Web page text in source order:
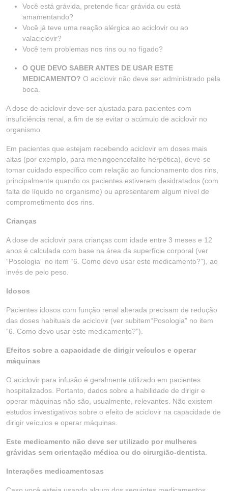
Você está grávida, pretende ficar grávida ou está
amamentando?
Você já teve uma reação alérgica ao aciclovir ou ao
valaciclovir?
Você tem problemas nos rins ou no fígado?
O QUE DEVO SABER ANTES DE USAR ESTE
MEDICAMENTO? O aciclovir não deve ser administrado pela
boca.
A dose de aciclovir deve ser ajustada para pacientes com
insuficiência renal, a fim de se evitar o acúmulo de aciclovir no
organismo.
Em pacientes que estejam recebendo aciclovir em doses mais
altas (por exemplo, para meningoencefalite herpética), deve-se
tomar cuidado específico com relação ao funcionamento dos rins,
principalmente quando os pacientes estiverem desidratados (com
falta de líquido no organismo) ou apresentarem algum nível de
comprometimento dos rins.
Crianças
A dose de aciclovir para crianças com idade entre 3 meses e 12
anos é calculada com base na área da superfície corporal (ver
“Posologia” no item “6. Como devo usar este medicamento?”), ao
invés de pelo peso.
Idosos
Pacientes idosos com função renal alterada precisam de redução
das doses habituais de aciclovir (ver subitem“Posologia” no item
“6. Como devo usar este medicamento?”).
Efeitos sobre a capacidade de dirigir veículos e operar
máquinas
O aciclovir para infusão é geralmente utilizado em pacientes
hospitalizados. Portanto, dados sobre a habilidade de dirigir e
operar máquinas não são, usualmente, relevantes. Não existem
estudos investigativos sobre o efeito de aciclovir na capacidade de
dirigir veículos e operar máquinas.
Este medicamento não deve ser utilizado por mulheres
grávidas sem orientação médica ou do cirurgião-dentista
Interações medicamentosas